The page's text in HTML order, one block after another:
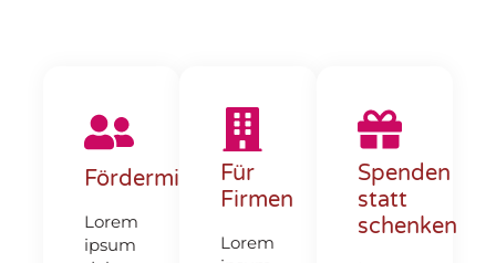
Fördermitgliedschaft
Lorem
ipsum
Für
Firmen
Lorem
Spenden
statt
schenken